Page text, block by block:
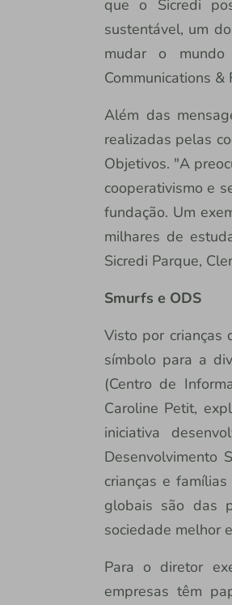
que o Sicredi
sustentável, um
mudar o
Communications
Além das
realizadas pelas
Objetivos. "A
cooperativismo e
fundação. Um
milhares de
Sicredi Parque,
Smurfs e ODS
Visto por crianças
símbolo para a
(Centro de
Caroline Petit,
iniciativa
Desenvolvimento
crianças e
globais são das
sociedade melhor
Para o diretor
empresas têm